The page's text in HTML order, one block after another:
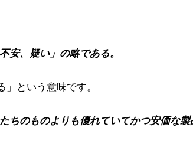
安、疑い」の略である。
」という意味です。
ちのものよりも優れていてかつ安価な